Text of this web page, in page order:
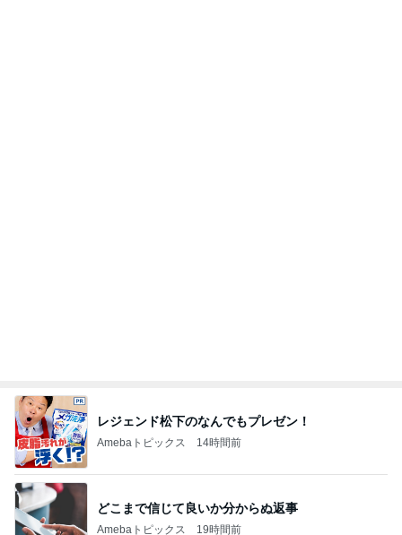
レジェンド松下のなんでもプレゼン！
Amebaトピックス 14時間前
どこまで信じて良いか分からぬ返事
Amebaトピックス 19時間前